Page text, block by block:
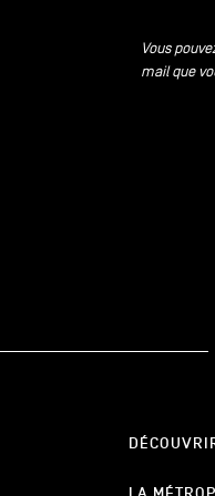
Vous
mail que